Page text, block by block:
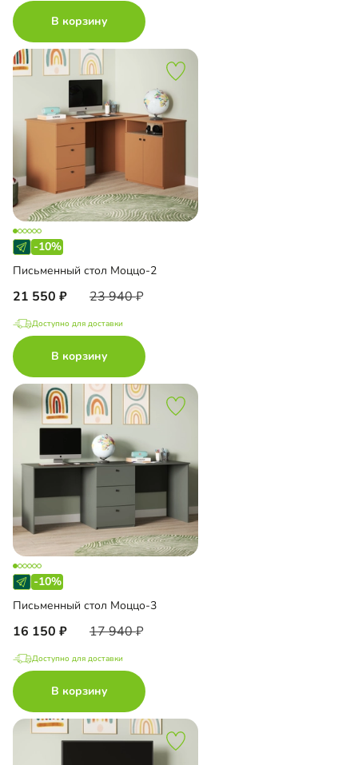
В корзину
-10%
Письменный стол Моццо-2
21 550 23 940
Доступно для доставки
В корзину
-10%
Письменный стол Моццо-3
16 150 17 940
Доступно для доставки
В корзину